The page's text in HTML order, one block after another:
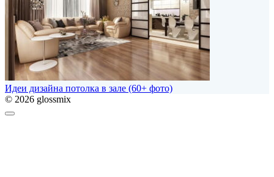
Идеи дизайна потолка в зале (60+ фото)
© 2026 glossmix